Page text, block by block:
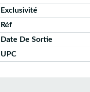
Exclusivité
Réf
Date De Sortie
UPC